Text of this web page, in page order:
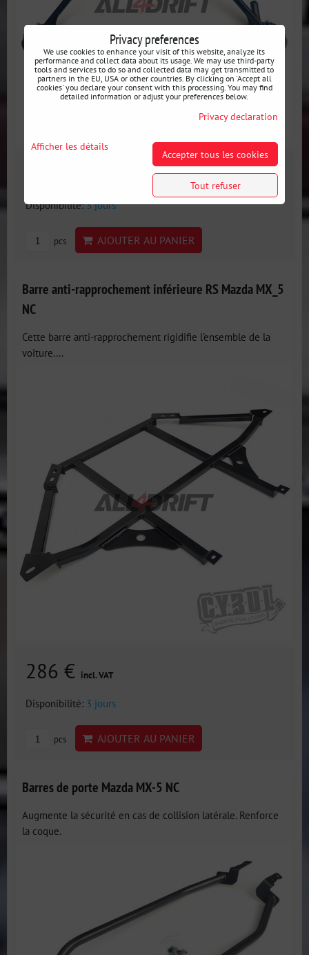
Disponibilité:3 jours
pcs AJOUTER AU PANIER
Barre anti-rapprochement inférieure RS Mazda MX_5
NC
Cette barre anti-rapprochement rigidifie l'ensemble de la
voiture....
286 € incl. VAT
Disponibilité: 3 jours
pcs AJOUTER AU PANIER
Barres de porte Mazda MX-5 NC
Augmente la sécurité en cas de collision latérale. Renforce
la coque.
Privacy preferences
We use cookies to enhance your visit of this website, analyze its
performance and collect data about its usage. We may use third-party
tools and services to do so and collected data may get transmitted to
partners in the EU, USA or other countries. By clicking on 'Accept all
cookies' you declare your consent with this processing. You may find
detailed information or adjust your preferences below.
Privacy declaration
Afficher les détails
Accepter tous les cookies
Tout refuser